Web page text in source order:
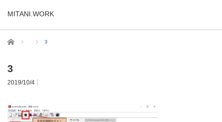
MITANI.WORK
ホーム 3
3
2019/10/4